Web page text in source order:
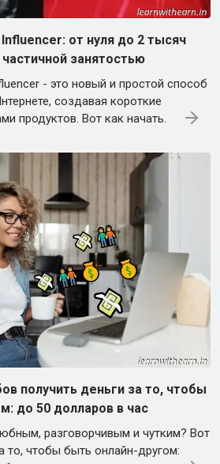
от нуля до 2 тысяч
занятостью
- это новый и простой способ
создавая короткие
продуктов. Вот как начать.
получить деньги за то, чтобы
до 50 долларов в час
разговорчивым и чутким? Вот
то, чтобы быть онлайн-другом: